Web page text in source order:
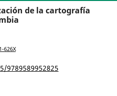
de la cartografía
626X
9789589952825